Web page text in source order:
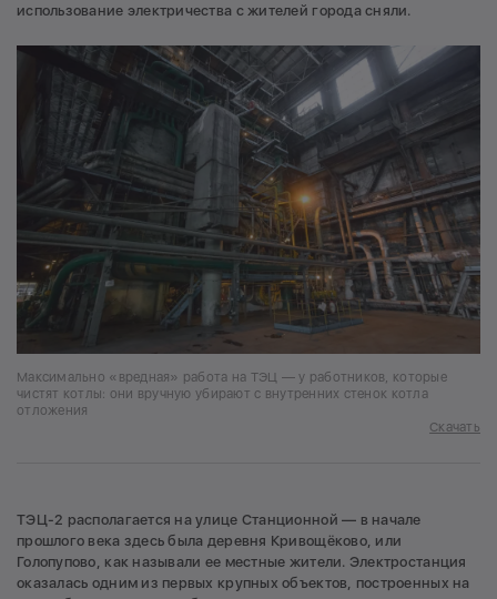
использование электричества с жителей города сняли.
Максимально «вредная» работа на ТЭЦ — у работников, которые
чистят котлы: они вручную убирают с внутренних стенок котла
отложения
Скачать
ТЭЦ-2 располагается на улице Станционной — в начале
прошлого века здесь была деревня Кривощёково, или
Голопупово, как называли ее местные жители. Электростанция
оказалась одним из первых крупных объектов, построенных на